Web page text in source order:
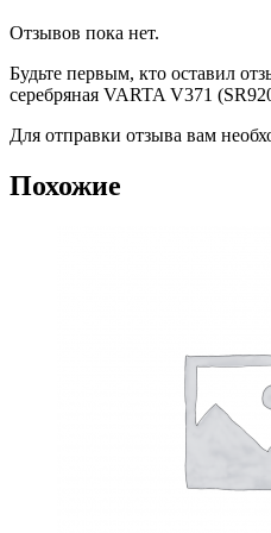
Отзывов пока нет.
Будьте первым, кто оставил
серебряная VARTA V371
Для отправки отзыва вам
Похожие